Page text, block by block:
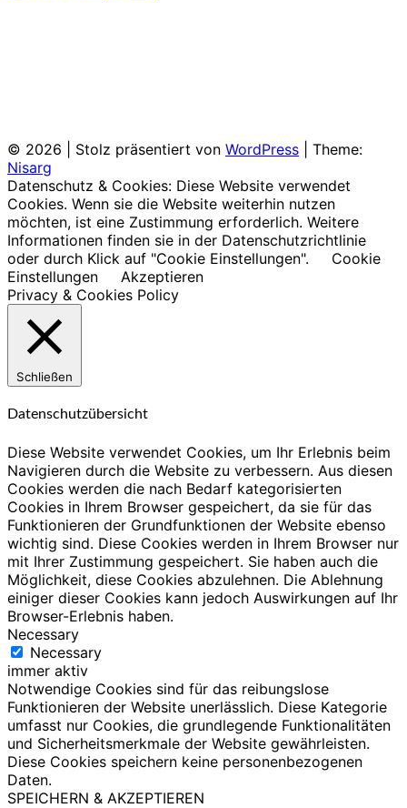
© 2026 Stolz präsentiert von WordPress
Theme:
Nisarg
Datenschutz & Cookies: Diese Website verwendet
Cookies. Wenn sie die Website weiterhin nutzen
möchten, ist eine Zustimmung erforderlich. Weitere
Informationen finden sie in der Datenschutzrichtlinie
oder durch Klick auf "Cookie Einstellungen".
Cookie
Einstellungen
Akzeptieren
Privacy & Cookies Policy
Schließen
Datenschutzübersicht
Diese Website verwendet Cookies, um Ihr Erlebnis beim
Navigieren durch die Website zu verbessern. Aus diesen
Cookies werden die nach Bedarf kategorisierten
Cookies in Ihrem Browser gespeichert, da sie für das
Funktionieren der Grundfunktionen der Website ebenso
wichtig sind. Diese Cookies werden in Ihrem Browser nur
mit Ihrer Zustimmung gespeichert. Sie haben auch die
Möglichkeit, diese Cookies abzulehnen. Die Ablehnung
einiger dieser Cookies kann jedoch Auswirkungen auf Ihr
Browser-Erlebnis haben.
Necessary
Necessary
immer aktiv
Notwendige Cookies sind für das reibungslose
Funktionieren der Website unerlässlich. Diese Kategorie
umfasst nur Cookies, die grundlegende Funktionalitäten
und Sicherheitsmerkmale der Website gewährleisten.
Diese Cookies speichern keine personenbezogenen
Daten.
SPEICHERN & AKZEPTIEREN